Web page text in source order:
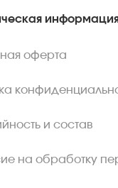
оферта
и состав
на обработку